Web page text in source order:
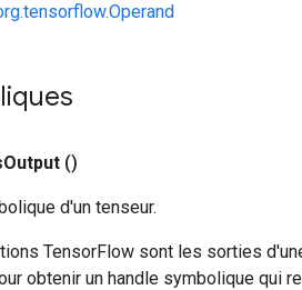
Output ()
d'un tenseur.
TensorFlow sont les sorties
obtenir un handle symbolique qui